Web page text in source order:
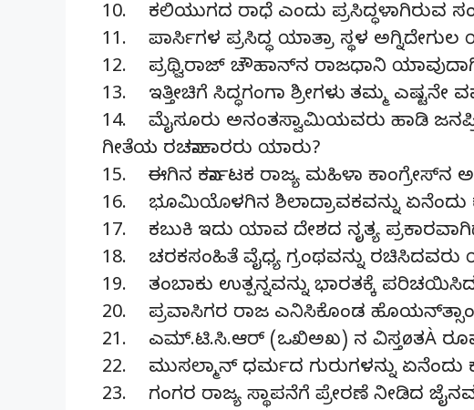
10. ಕಲಿಯುಗದ ರಾಧೆ ಎಂದು ಪ್ರಸಿದ್ಧಳಾಗಿರುವ
11. ಪಾರ್ಸಿಗಳ ಪ್ರಸಿದ್ಧ ಯಾತ್ರಾ ಸ್ಥಳ ಅಗ್ನಿದೇಗುಲ
12. ಪ್ರಥ್ವಿರಾಜ್ ಚೌಹಾನ್‍ನ ರಾಜಧಾನಿ
13. ಇತ್ತೀಚಿಗೆ ಸಿದ್ಧಗಂಗಾ ಶ್ರೀಗಳು ತಮ್ಮ ಎಷ್ಟನೇ
14. ಮೈಸೂರು ಅನಂತಸ್ವಾಮಿಯವರು ಹಾಡಿ
ಗೀತೆಯ ರಚನಾಕಾರರು ಯಾರು?
15. ಈಗಿನ ಕರ್ನಾಟಕ ರಾಜ್ಯ ಮಹಿಳಾ ಕಾಂಗ್ರೇಸ್‍ನ
16. ಭೂಮಿಯೊಳಗಿನ ಶಿಲಾದ್ರಾವಕವನ್ನು ಏನೆಂದು
17. ಕಬುಕಿ ಇದು ಯಾವ ದೇಶದ ನೃತ್ಯ
18. ಚರಕಸಂಹಿತೆ ವೈಧ್ಯ ಗ್ರಂಥವನ್ನು ರಚಿಸಿದವರು
19. ತಂಬಾಕು ಉತ್ಪನ್ನವನ್ನು ಭಾರತಕ್ಕೆ
20. ಪ್ರವಾಸಿಗರ ರಾಜ ಎನಿಸಿಕೊಂಡ
21. ಎಮ್.ಟಿ.ಸಿ.ಆರ್ (ಒಖಿಅಖ) ನ ವಿಸ್ತøತÀ
22. ಮುಸಲ್ಮಾನ್ ಧರ್ಮದ ಗುರುಗಳನ್ನು ಏನೆಂದು
23. ಗಂಗರ ರಾಜ್ಯ ಸ್ಥಾಪನೆಗೆ ಪ್ರೇರಣೆ ನೀಡಿದ